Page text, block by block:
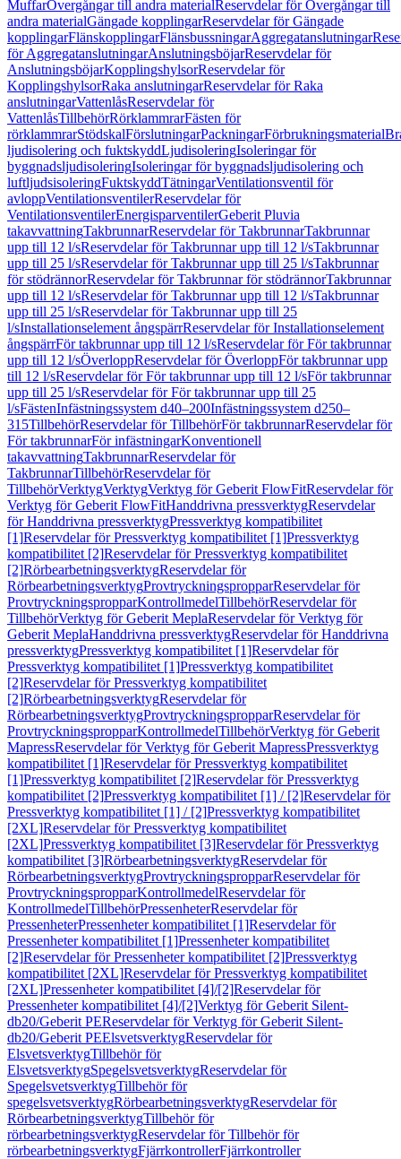
MuffarÖvergångar till andra materialReservdelar för Övergångar till
andra materialGängade kopplingarReservdelar för Gängade
kopplingarFlänskopplingarFlänsbussningarAggregatanslutningar
för AggregatanslutningarAnslutningsböjarReservdelar för
AnslutningsböjarKopplingshylsorReservdelar för
KopplingshylsorRaka anslutningarReservdelar för Raka
anslutningarVattenlåsReservdelar för
VattenlåsTillbehörRörklammrarFästen för
rörklammrarStödskalFörslutningarPackningarFörbrukningsmaterial
ljudisolering och fuktskyddLjudisoleringIsoleringar för
byggnadsljudisoleringIsoleringar för byggnadsljudisolering och
luftljudsisoleringFuktskyddTätningarVentilationsventil för
avloppVentilationsventilerReservdelar för
VentilationsventilerEnergisparventilerGeberit Pluvia
takavvattningTakbrunnarReservdelar för TakbrunnarTakbrunnar
upp till 12 l/sReservdelar för Takbrunnar upp till 12 l/sTakbrunnar
upp till 25 l/sReservdelar för Takbrunnar upp till 25 l/sTakbrunnar
för stödrännorReservdelar för Takbrunnar för stödrännorTakbrunnar
upp till 12 l/sReservdelar för Takbrunnar upp till 12 l/sTakbrunnar
upp till 25 l/sReservdelar för Takbrunnar upp till 25
l/sInstallationselement ångspärrReservdelar för Installationselement
ångspärrFör takbrunnar upp till 12 l/sReservdelar för För takbrunnar
upp till 12 l/sÖverloppReservdelar för ÖverloppFör takbrunnar upp
till 12 l/sReservdelar för För takbrunnar upp till 12 l/sFör takbrunnar
upp till 25 l/sReservdelar för För takbrunnar upp till 25
l/sFästenInfästningssystem d40–200Infästningssystem d250–
315TillbehörReservdelar för TillbehörFör takbrunnarReservdelar för
För takbrunnarFör infästningarKonventionell
takavvattningTakbrunnarReservdelar för
TakbrunnarTillbehörReservdelar för
TillbehörVerktygVerktygVerktyg för Geberit FlowFitReservdelar för
Verktyg för Geberit FlowFitHanddrivna pressverktygReservdelar
för Handdrivna pressverktygPressverktyg kompatibilitet
[1]Reservdelar för Pressverktyg kompatibilitet [1]Pressverktyg
kompatibilitet [2]Reservdelar för Pressverktyg kompatibilitet
[2]RörbearbetningsverktygReservdelar för
RörbearbetningsverktygProvtryckningspropparReservdelar för
ProvtryckningspropparKontrollmedelTillbehörReservdelar för
TillbehörVerktyg för Geberit MeplaReservdelar för Verktyg för
Geberit MeplaHanddrivna pressverktygReservdelar för Handdrivna
pressverktygPressverktyg kompatibilitet [1]Reservdelar för
Pressverktyg kompatibilitet [1]Pressverktyg kompatibilitet
[2]Reservdelar för Pressverktyg kompatibilitet
[2]RörbearbetningsverktygReservdelar för
RörbearbetningsverktygProvtryckningspropparReservdelar för
ProvtryckningspropparKontrollmedelTillbehörVerktyg för Geberit
MapressReservdelar för Verktyg för Geberit MapressPressverktyg
kompatibilitet [1]Reservdelar för Pressverktyg kompatibilitet
[1]Pressverktyg kompatibilitet [2]Reservdelar för Pressverktyg
kompatibilitet [2]Pressverktyg kompatibilitet [1] / [2]Reservdelar för
Pressverktyg kompatibilitet [1] / [2]Pressverktyg kompatibilitet
[2XL]Reservdelar för Pressverktyg kompatibilitet
[2XL]Pressverktyg kompatibilitet [3]Reservdelar för Pressverktyg
kompatibilitet [3]RörbearbetningsverktygReservdelar för
RörbearbetningsverktygProvtryckningspropparReservdelar för
ProvtryckningspropparKontrollmedelReservdelar för
KontrollmedelTillbehörPressenheterReservdelar för
PressenheterPressenheter kompatibilitet [1]Reservdelar för
Pressenheter kompatibilitet [1]Pressenheter kompatibilitet
[2]Reservdelar för Pressenheter kompatibilitet [2]Pressverktyg
kompatibilitet [2XL]Reservdelar för Pressverktyg kompatibilitet
[2XL]Pressenheter kompatibilitet [4]/[2]Reservdelar för
Pressenheter kompatibilitet [4]/[2]Verktyg för Geberit Silent-
db20/Geberit PEReservdelar för Verktyg för Geberit Silent-
db20/Geberit PEElsvetsverktygReservdelar för
ElsvetsverktygTillbehör för
ElsvetsverktygSpegelsvetsverktygReservdelar för
SpegelsvetsverktygTillbehör för
spegelsvetsverktygRörbearbetningsverktygReservdelar för
RörbearbetningsverktygTillbehör för
rörbearbetningsverktygReservdelar för Tillbehör för
rörbearbetningsverktygFjärrkontrollerFjärrkontroller